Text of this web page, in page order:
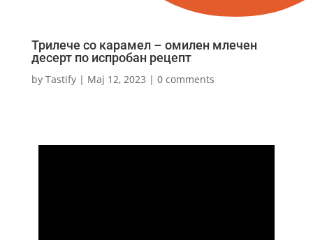
Трилече со карамел – омилен млечен
десерт по испробан рецепт
by Tastify| Мај 12, 2023 | 0 comments